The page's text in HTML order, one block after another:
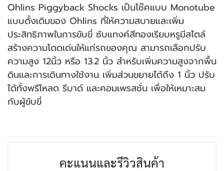
Ohlins Piggyback Shocks เป็นโช๊คแบบ Monotube
แบบดั้งเดิมของ Ohlins ที่ให้ความสบายและเพิ่ม
ประสิทธิภาพในการขับขี่ ซับแทงค์สีทองเรียบหรูมีสไตล์
สร้างความโดดเด่นให้แก่รถของคุณ สามารถเลือกปรับ
ความสูง 12นิ้ว หรือ 13.2 นิ้ว สำหรับเพิ่มความสูงจากพื้น
ดินและการเดินทางใช้งาน เพิ่มส่วนขยายได้ถึง 1 นิ้ว ปรับ
ได้ทั้งพรีโหลด รีบาด์ และคอมเพรสชั่น เพื่อให้เหมาะสม
กับผู้ขับขี่
คะแนนและรีวิวสินค้า